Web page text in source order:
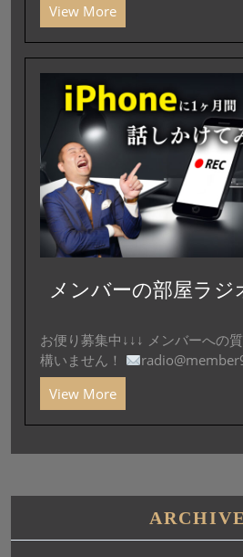
View More
メンバーの部屋ラジ
お便り募集中↓↓↓ メンバーへの
構いません！
View More